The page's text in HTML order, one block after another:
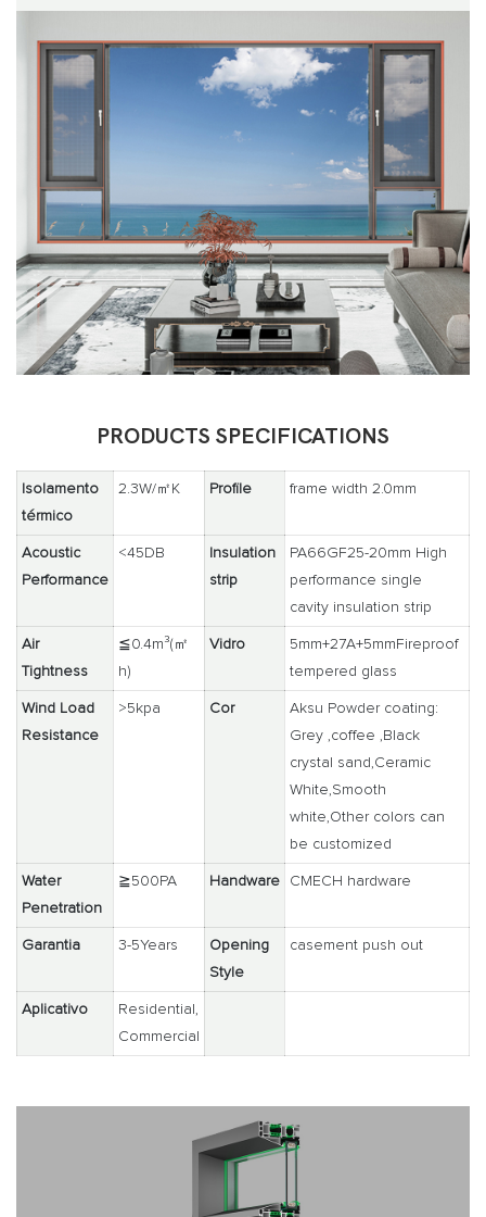
PRODUCTS SPECIFICATIONS
Isolamento
térmico
2.3W/㎡K Profile frame width 2.0mm
Acoustic
Performance
<45DB
Insulation
strip
PA66GF25-20mm High
performance single
cavity insulation strip
Air
Tightness
≦0.4m³(㎡
h)
Vidro
5mm+27A+5mmFireproof
tempered glass
Wind Load
Resistance
>5kpa Cor
Aksu Powder coating:
Grey ,coffee ,Black
crystal sand,Ceramic
White,Smooth
white,Other colors can
be customized
Water
Penetration
≧500PA Handware CMECH hardware
Garantia 3-5Years
Opening
Style
casement push out
Aplicativo
Residential,
Commercial